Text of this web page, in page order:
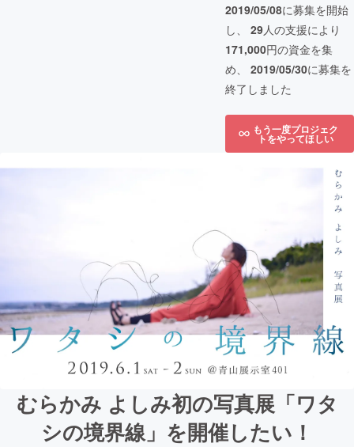
2019/05/08に募集を開始
し、 29人の支援により
171,000円の資金を集
め、 2019/05/30に募集を
終了しました
もう一度プロジェク
トをやってほしい
むらかみ よしみ初の写真展「ワタ
シの境界線」を開催したい！